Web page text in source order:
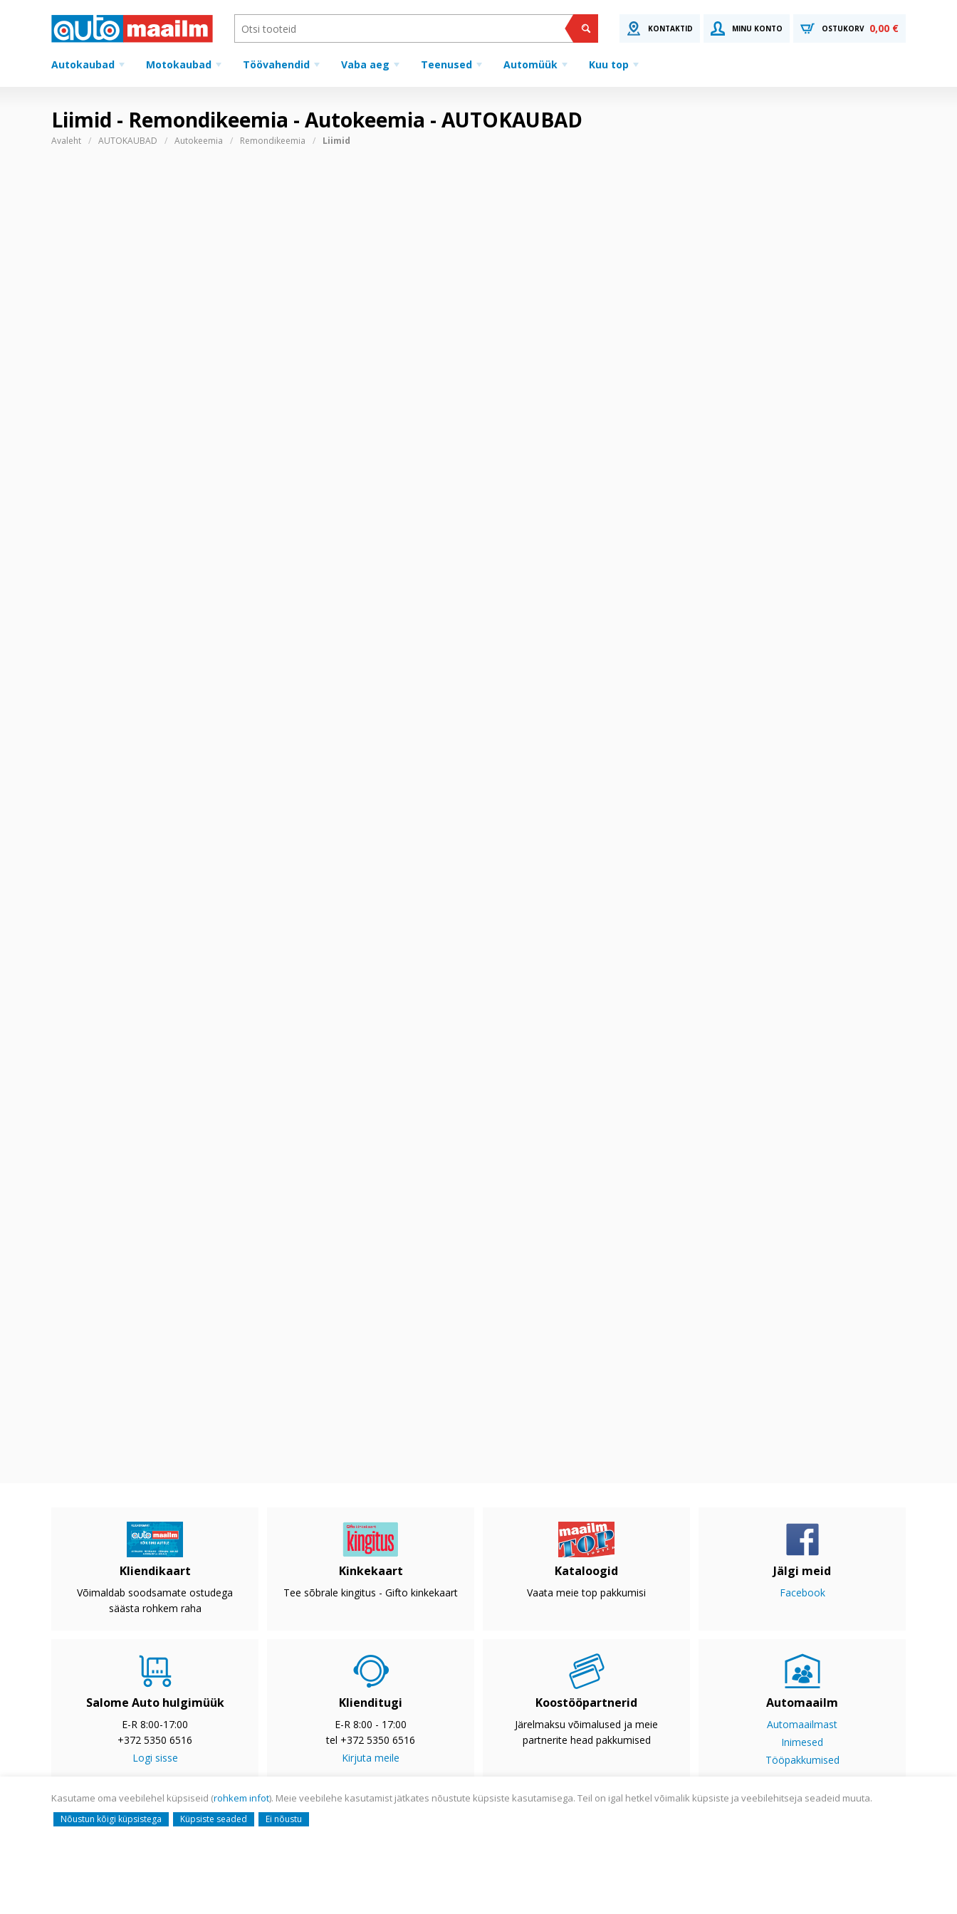
KONTAKTID MINU KONTO OSTUKORV 0,00 €
Autokaubad Motokaubad Töövahendid Vaba aeg Teenused Automüük Kuu top
Liimid - Remondikeemia - Autokeemia - AUTOKAUBAD
Avaleht AUTOKAUBAD Autokeemia Remondikeemia Liimid
Kliendikaart
Võimaldab soodsamate ostudega
säästa rohkem raha
Kinkekaart
Tee sõbrale kingitus - Gifto kinkekaart
Kataloogid
Vaata meie top pakkumisi
Jälgi meid
Facebook
Salome Auto hulgimüük
E-R 8:00-17:00
+372 5350 6516
Logi sisse
Klienditugi
E-R 8:00 - 17:00
tel +372 5350 6516
Kirjuta meile
Koostööpartnerid
Järelmaksu võimalused ja meie
partnerite head pakkumised
Automaailm
Automaailmast
Inimesed
Tööpakkumised
© Salome Auto AS 2008-2033
Kasutame oma veebilehel küpsiseid (rohkem infot). Meie veebilehe kasutamist jätkates nõustute küpsiste kasutamisega. Teil on igal hetkel võimalik küpsiste ja veebilehitseja seadeid muuta.
Nõustun kõigi küpsistega Küpsiste seaded Ei nõustu